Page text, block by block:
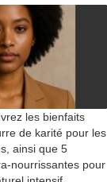
les bienfaits
de karité pour les
ainsi que 5
nourrissantes pour